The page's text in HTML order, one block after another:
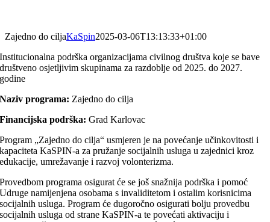
Zajedno do ciljaKaSpin2025-03-06T13:13:33+01:00
Institucionalna podrška organizacijama civilnog društva koje se bave
društveno osjetljivim skupinama za razdoblje od 2025. do 2027.
godine
Naziv programa: Zajedno do cilja
Financijska podrška: Grad Karlovac
Program „Zajedno do cilja“ usmjeren je na povećanje učinkovitosti i
kapaciteta KaSPIN-a za pružanje socijalnih usluga u zajednici kroz
edukacije, umrežavanje i razvoj volonterizma.
Provedbom programa osigurat će se još snažnija podrška i pomoć
Udruge namijenjena osobama s invaliditetom i ostalim korisnicima
socijalnih usluga. Program će dugoročno osigurati bolju provedbu
socijalnih usluga od strane KaSPIN-a te povećati aktivaciju i